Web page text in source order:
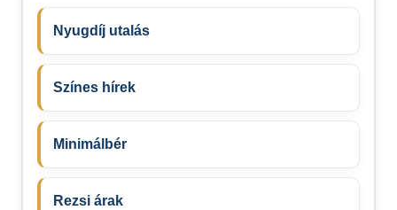
Nyugdíj utalás
Színes hírek
Minimálbér
Rezsi árak